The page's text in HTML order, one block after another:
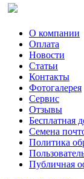
Тмин
Трава
Туласи
Укроп
О компании
Оплата
Новости
Статьи
Контакты
Фотогалерея​
Сервис
Отзывы
Бесплатная
Семена
Политика
Публичная